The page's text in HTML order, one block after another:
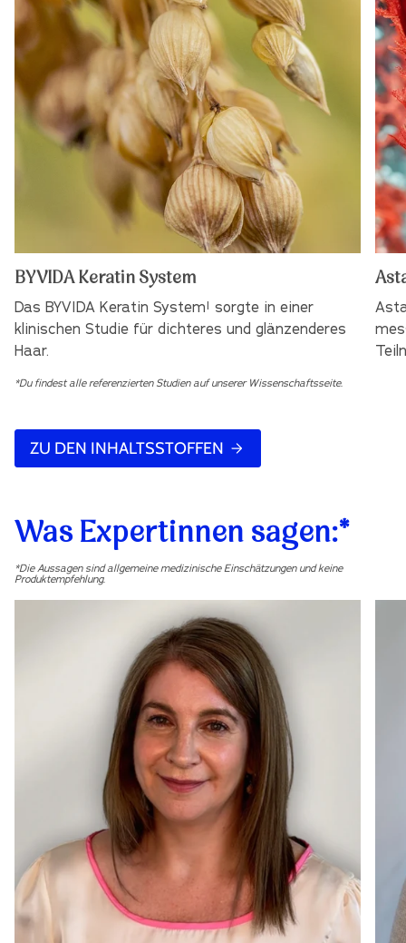
BYVIDA Keratin System
Das BYVIDA Keratin System¹ sorgte in einer
klinischen Studie für dichteres und glänzenderes
Haar.
*Du findest alle referenzierten Studien auf unserer Wissenschaftsseite.
ZU DEN INHALTSSTOFFEN
Was Expertinnen sagen:*
*Die Aussagen sind allgemeine medizinische Einschätzungen und keine
Produktempfehlung.